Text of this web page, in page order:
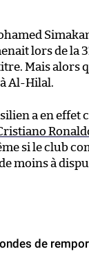
lors de la
Mais alors
Al-Hilal.
a en effet
si le club
moins à
de